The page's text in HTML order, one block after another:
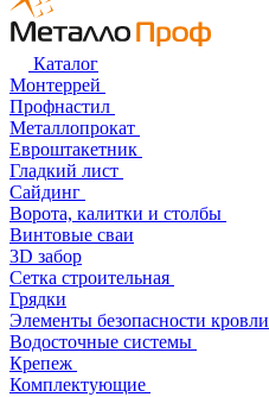
Каталог
Монтеррей
Профнастил
Металлопрокат
Евроштакетник
Гладкий лист
Сайдинг
Ворота, калитки и столбы
Винтовые сваи
3D забор
Сетка строительная
Грядки
Элементы безопасности кровли
Водосточные системы
Крепеж
Комплектующие